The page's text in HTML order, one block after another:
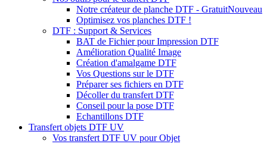
Notre créateur de planche DTF - GratuitNouveau
Optimisez vos planches DTF !
DTF : Support & Services
BAT de Fichier pour Impression DTF
Amélioration Qualité Image
Création d'amalgame DTF
Vos Questions sur le DTF
Préparer ses fichiers en DTF
Décoller du transfert DTF
Conseil pour la pose DTF
Echantillons DTF
Transfert objets DTF UV
Vos transfert DTF UV pour Objet